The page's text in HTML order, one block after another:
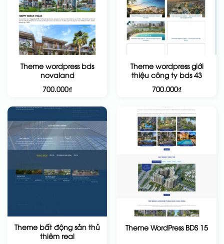
Theme wordpress bds
novaland
700.000₫
Theme wordpress giới
thiệu công ty bds 43
700.000₫
Theme bất động sản thủ
thiêm real
Theme WordPress BDS 15